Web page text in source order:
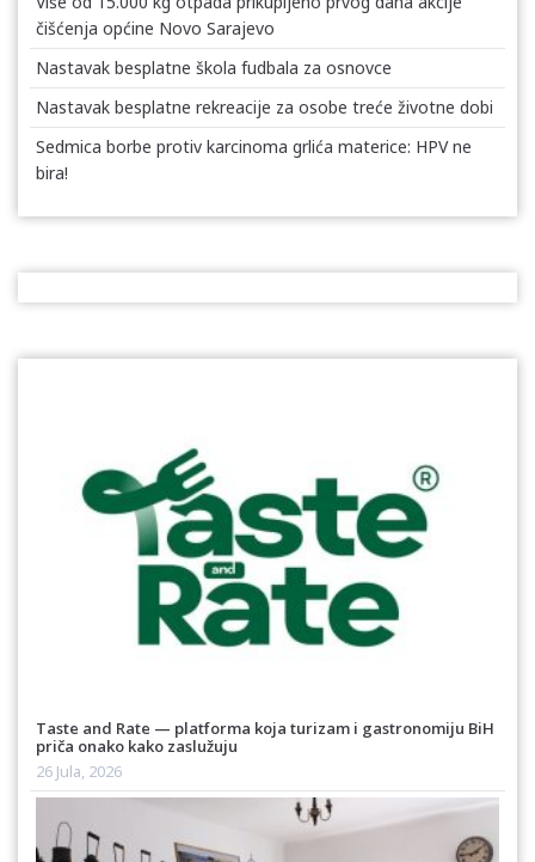
čišćenja općine Novo Sarajevo
Nastavak besplatne škola fudbala za osnovce
Nastavak besplatne rekreacije za osobe treće životne dobi
Sedmica borbe protiv karcinoma grlića materice: HPV ne
bira!
Taste and Rate — platforma koja turizam i gastronomiju BiH
priča onako kako zaslužuju
26 Jula, 2026